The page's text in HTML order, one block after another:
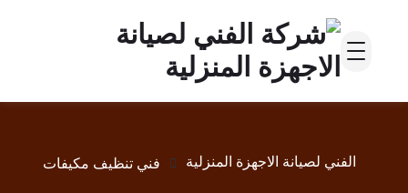
الفني لصيانة الاجهزة المنزلية فني تنظيف مكيفات